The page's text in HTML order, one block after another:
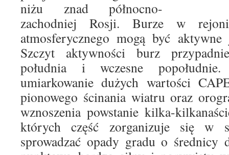
niżu znad północno-
zachodniej Rosji. Burze w
atmosferycznego mogą być
Szczyt aktywności burz
południa i wczesne
umiarkowanie dużych wartości
pionowego ścinania wiatru oraz
wznoszenia powstanie kilka-
których część zorganizuje się w
sprowadzać opady gradu o średnicy